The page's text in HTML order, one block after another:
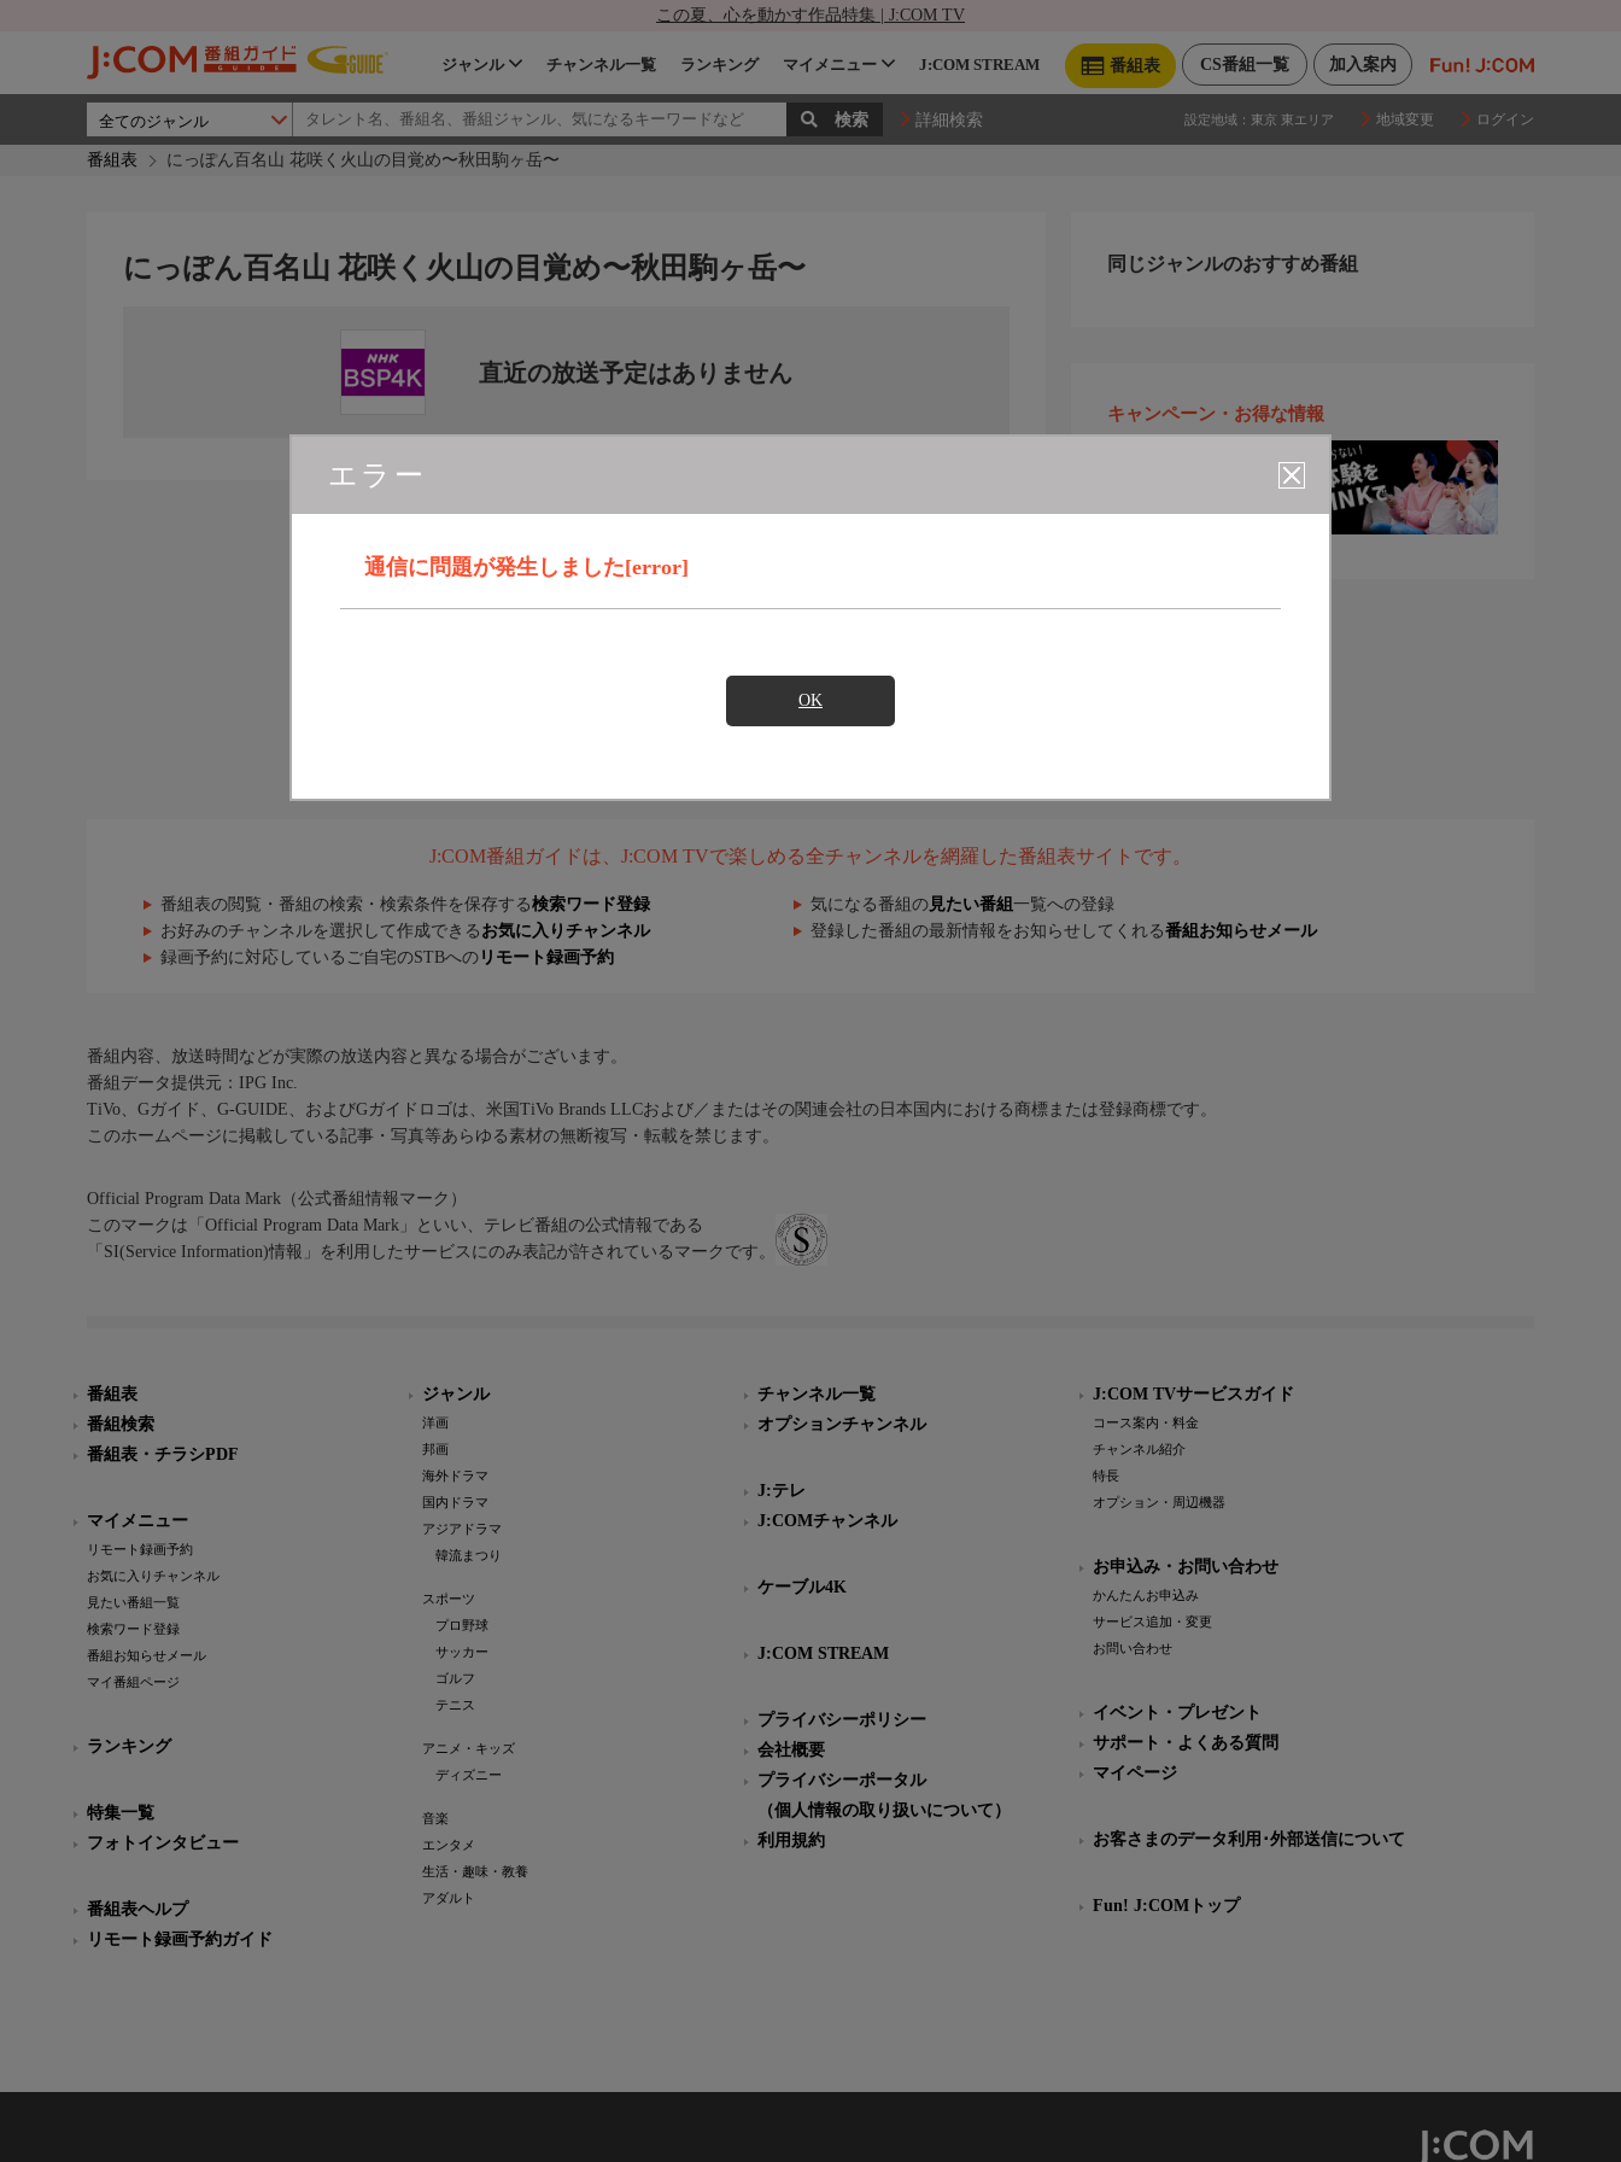
この夏、心を動かす作品特集 | J:COM TV
加入案内
CS番組一覧
番組表
ジャンル チャンネル一覧 ランキング マイメニュー J:COM STREAM
詳細検索 設定地域： 東京 東エリア 地域変更 ログイン
番組表 にっぽん百名山 花咲く火山の目覚め〜秋田駒ヶ岳〜
エラー
通信に問題が発生しました[error]
OK
にっぽん百名山 花咲く火山の目覚め〜秋田駒ヶ岳〜
直近の放送予定はありません
同じジャンルのおすすめ番組
キャンペーン・お得な情報
J:COM番組ガイドは、J:COM TVで楽しめる全チャンネルを網羅した番組表サイトです。
番組表の閲覧・番組の検索・検索条件を保存する検索ワード登録 気になる番組の 見たい番組 一覧への登録
お好みのチャンネルを選択して作成できる お気に入りチャンネル 登録した番組の最新情報をお知らせしてくれる番組お知らせメール
録画予約に対応しているご自宅のSTBへの リモート録画予約
番組内容、放送時間などが実際の放送内容と異なる場合がございます。
番組データ提供元：IPG Inc.
TiVo、Gガイド、G-GUIDE、およびGガイドロゴは、米国TiVo Brands LLCおよび／またはその関連会社の日本国内における商標または登録商標です。
このホームページに掲載している記事・写真等あらゆる素材の無断複写・転載を禁じます。
Official Program Data Mark（公式番組情報マーク）
このマークは「Official Program Data Mark」といい、テレビ番組の公式情報である
「SI(Service Information)情報」を利用したサービスにのみ表記が許されているマークです。
番組表
番組検索
番組表・チラシPDF
マイメニュー
リモート録画予約
お気に入りチャンネル
見たい番組一覧
検索ワード登録
番組お知らせメール
マイ番組ページ
ランキング
特集一覧
フォトインタビュー
番組表ヘルプ
リモート録画予約ガイド
ジャンル
洋画
邦画
海外ドラマ
国内ドラマ
アジアドラマ
韓流まつり
スポーツ
プロ野球
サッカー
ゴルフ
テニス
アニメ・キッズ
ディズニー
音楽
エンタメ
生活・趣味・教養
アダルト
チャンネル一覧
オプションチャンネル
J:テレ
J:COMチャンネル
ケーブル4K
J:COM STREAM
プライバシーポリシー
会社概要
プライバシーポータル
（個人情報の取り扱いについて）
利用規約
J:COM TVサービスガイド
コース案内・料金
チャンネル紹介
特長
オプション・周辺機器
お申込み・お問い合わせ
かんたんお申込み
サービス追加・変更
お問い合わせ
イベント・プレゼント
サポート・よくある質問
マイページ
お客さまのデータ利用･外部送信について
Fun! J:COMトップ